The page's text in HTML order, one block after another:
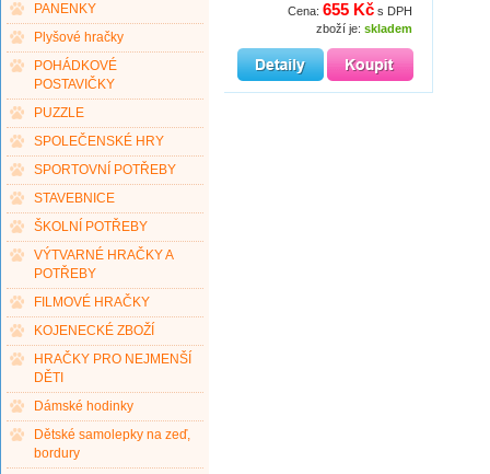
PANENKY
Plyšové hračky
POHÁDKOVÉ
POSTAVIČKY
PUZZLE
SPOLEČENSKÉ HRY
SPORTOVNÍ POTŘEBY
STAVEBNICE
ŠKOLNÍ POTŘEBY
VÝTVARNÉ HRAČKY A
POTŘEBY
FILMOVÉ HRAČKY
KOJENECKÉ ZBOŽÍ
HRAČKY PRO NEJMENŠÍ
DĚTI
Dámské hodinky
Dětské samolepky na zeď,
bordury
Cena: 655 Kč s DPH
zboží je: skladem